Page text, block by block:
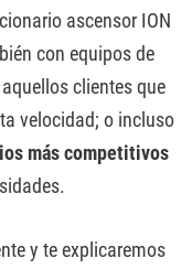
ascensor ION
con equipos de
clientes que
velocidad; o incluso
más competitivos
y te explicaremos